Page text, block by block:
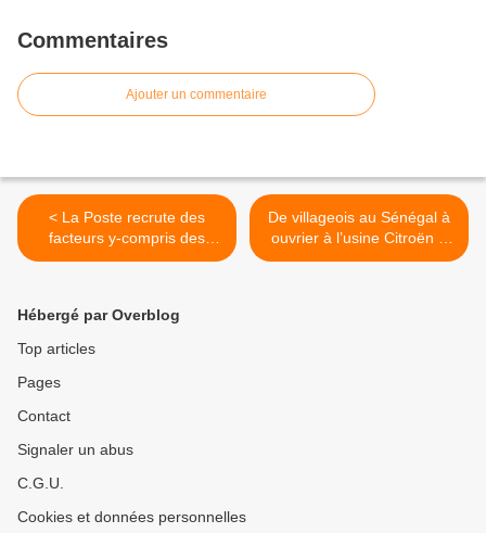
Commentaires
Ajouter un commentaire
< La Poste recrute des
facteurs y-compris des
étudiants pour le samedi !
De villageois au Sénégal à
ouvrier à l’usine Citroën à
Aulnay-sous-Bois :
Hébergé par Overblog
Top articles
Pages
Contact
Signaler un abus
C.G.U.
Cookies et données personnelles